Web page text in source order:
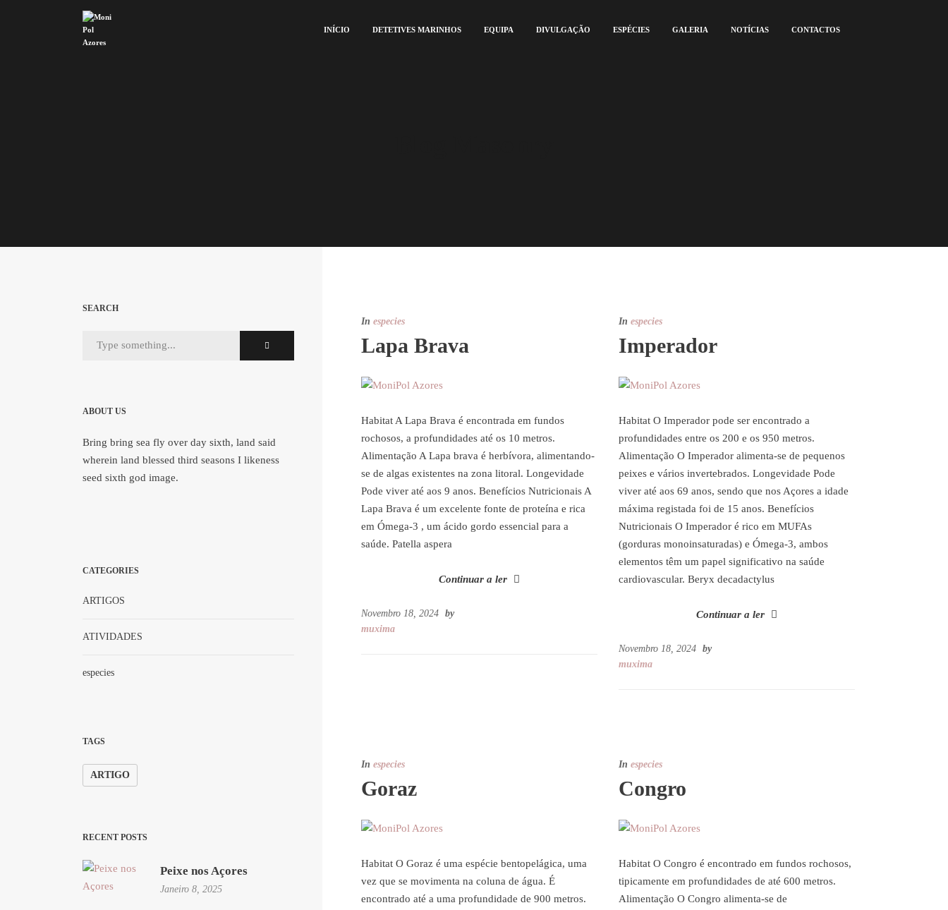
INÍCIO DETETIVES MARINHOS EQUIPA DIVULGAÇÃO ESPÉCIES GALERIA NOTÍCIAS CONTACTOS
In especies
Lapa Brava
Habitat A Lapa Brava é encontrada em fundos
rochosos, a profundidades até os 10 metros.
Alimentação A Lapa brava é herbívora, alimentando-
se de algas existentes na zona litoral. Longevidade
Pode viver até aos 9 anos. Benefícios Nutricionais A
Lapa Brava é um excelente fonte de proteína e rica
em Ómega-3 , um ácido gordo essencial para a
saúde. Patella aspera
Continuar a ler
Novembro 18, 2024 by
muxima
In especies
Imperador
Habitat O Imperador pode ser encontrado a
profundidades entre os 200 e os 950 metros.
Alimentação O Imperador alimenta-se de pequenos
peixes e vários invertebrados. Longevidade Pode
viver até aos 69 anos, sendo que nos Açores a idade
máxima registada foi de 15 anos. Benefícios
Nutricionais O Imperador é rico em MUFAs
(gorduras monoinsaturadas) e Ómega-3, ambos
elementos têm um papel significativo na saúde
cardiovascular. Beryx decadactylus
Continuar a ler
Novembro 18, 2024 by
muxima
In especies
Goraz
Habitat O Goraz é uma espécie bentopelágica, uma
vez que se movimenta na coluna de água. É
encontrado até a uma profundidade de 900 metros.
In especies
Congro
Habitat O Congro é encontrado em fundos rochosos,
tipicamente em profundidades de até 600 metros.
Alimentação O Congro alimenta-se de
SEARCH
ABOUT US
Bring bring sea fly over day sixth, land said
wherein land blessed third seasons I likeness
seed sixth god image.
CATEGORIES
ARTIGOS
ATIVIDADES
especies
TAGS
ARTIGO
RECENT POSTS
Peixe nos Açores
Janeiro 8, 2025